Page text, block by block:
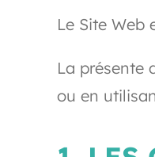
Le Site Web
La présente
ou en